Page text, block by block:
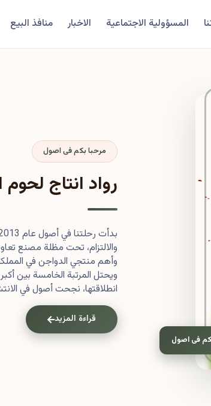
المسؤولية الاجتماعية الاخبار منافذ البيع
فى اصول
مرحبا بكم فى اصول
رواد انتاج
والالتزام، تحت مظلة مصنع
وأهم منتجي الدواجن في
ويحتل المرتبة الخامسة بين
انطلاقتها، نجحت أصول في
قراءة المزيد